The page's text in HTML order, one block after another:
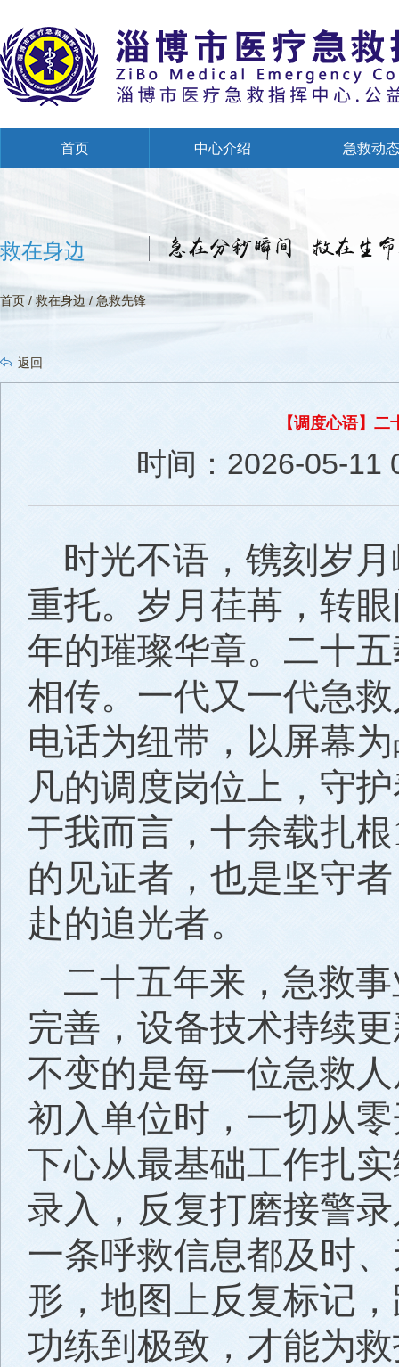
首页 中心介绍 急救动态
创建全国文明单位专栏
救在身边
首页 / 救在身边 / 急救先锋
返回
【调度心语】
时间：2026-05-11
时光不语，镌刻岁
重托。岁月荏苒，转
年的璀璨华章。二十
相传。一代又一代急
电话为纽带，以屏幕
凡的调度岗位上，守
于我而言，十余载扎
的见证者，也是坚守
赴的追光者。
二十五年来，急救
完善，设备技术持续
不变的是每一位急救
初入单位时，一切从
下心从最基础工作扎
录入，反复打磨接警
一条呼救信息都及时
形，地图上反复标记
功练到极致，才能为